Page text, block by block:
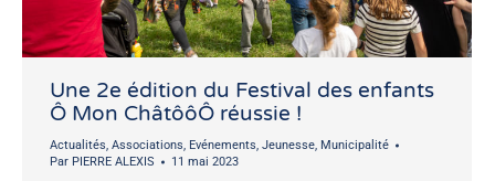
Une 2e édition du Festival des enfants
Ô Mon ChâtôôÔ réussie !
Actualités, Associations, Evénements, Jeunesse, Municipalité
Par PIERRE ALEXIS 11 mai 2023